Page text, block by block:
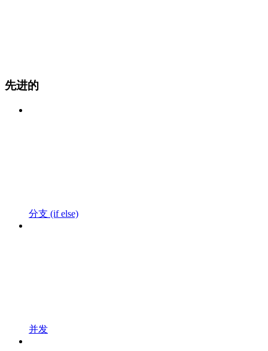
先进的
分支 (if else)
并发